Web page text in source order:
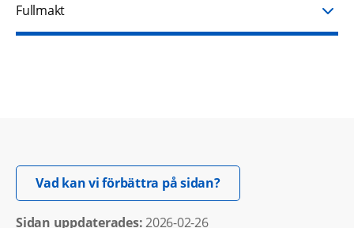
Fullmakt
Vad kan vi förbättra på sidan?Öppnas i nytt fönster.
Sidan uppdaterades: 2026-02-26